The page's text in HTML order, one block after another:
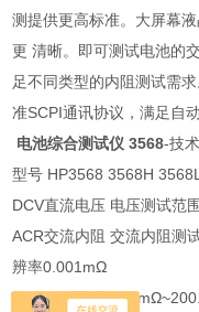
测提供更高标准。大屏幕
更 清晰。即可测试电池的
足不同类型的内阻测试需
准SCPI通讯协议，满足自
电池综合测试仪 3568-技
型号 HP3568 3568H 3568L
DCV直流电压 电压测试范
ACR交流内阻 交流内阻测
辨率0.001mΩ
200 mΩ 量程0.01